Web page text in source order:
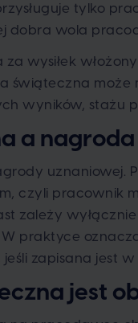
tylko
dobra wola
wysiłek
świąteczna może
wyników, stażu
a
uznaniowej.
czyli pracownik
zależy
praktyce
zapisana jest
jest